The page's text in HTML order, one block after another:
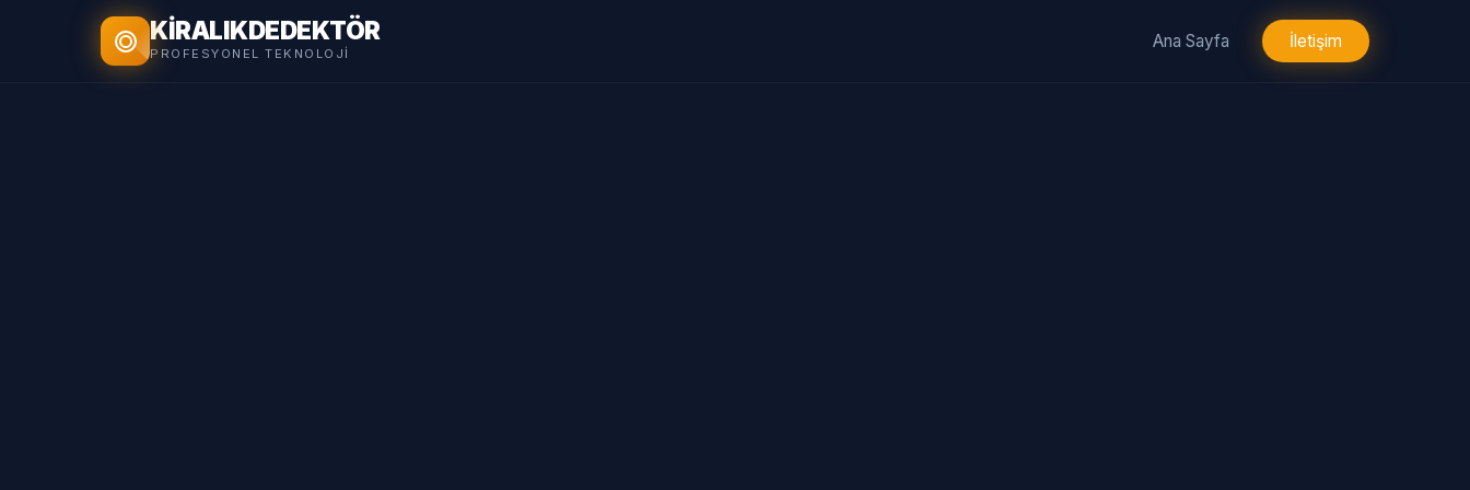
KİRALIKDEDEKTÖR
PROFESYONEL TEKNOLOJI
Ana Sayfa İletişim